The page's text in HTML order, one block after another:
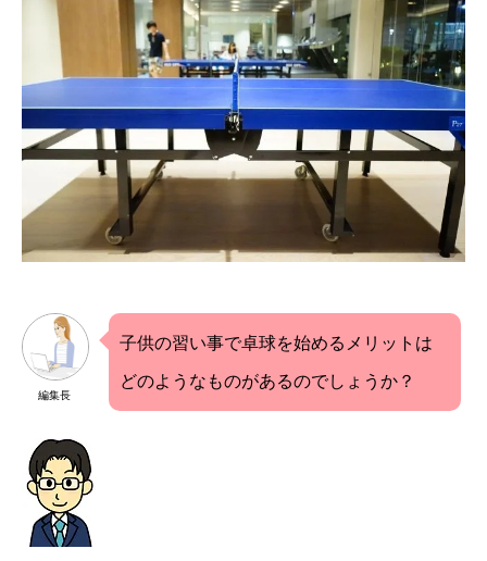
編集長
子供の習い事で卓球を始めるメリットは
どのようなものがあるのでしょうか？